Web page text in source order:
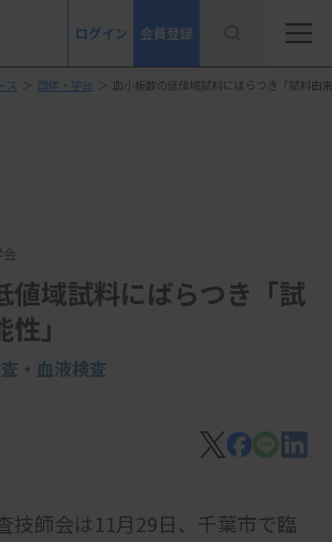
ログイン 会員登録
ス ＞ 団体・学会 ＞ 血小板数の低値域試料にばらつき「試料由
値域試料にばらつき「試
」
・血液検査
技師会は11月29日、千葉市で臨